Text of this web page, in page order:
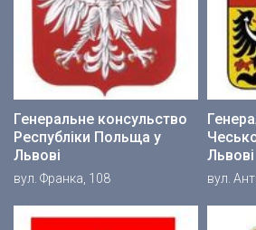
Генеральне консульство
Республіки Польща у
Львові
вул. Франка, 108
Львові
вул.